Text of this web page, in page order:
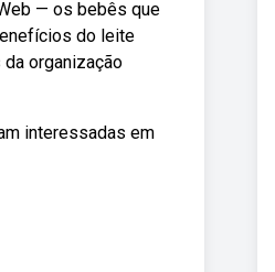
— os bebês que
do leite
organização
interessadas em